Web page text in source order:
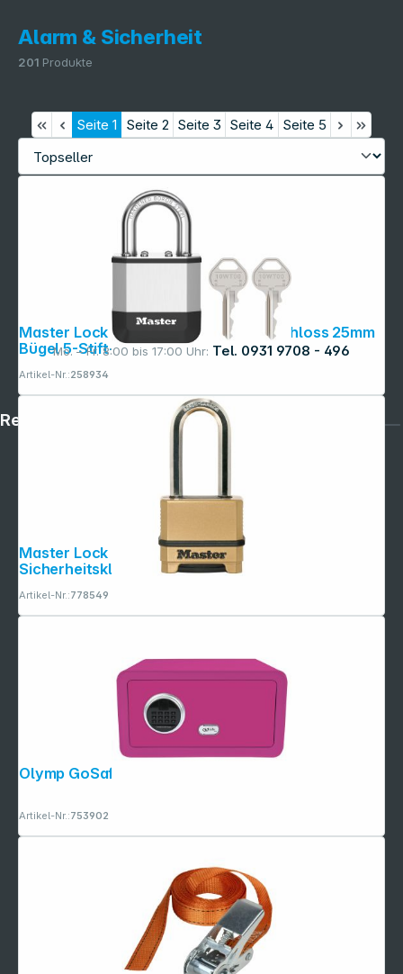
Mo. – Fr. 8:00 bis 17:00 Uhr: Tel. 0931 9708 - 496
Alarm & Sicherheit
201 Produkte
Seite 1 Seite 2 Seite 3 Seite 4 Seite 5
Master Lock Elite 45mm Vorhänge- schloss 25mm
Bügel 5-Stift-Zyl.
Artikel-Nr.:258934
Master Lock Vorhängeschl. Excell
Sicherheitsklasse 9 M175EURDLH
Artikel-Nr.:778549
Olymp GoSafe 210 pink
Artikel-Nr.:753902
Rechtliches